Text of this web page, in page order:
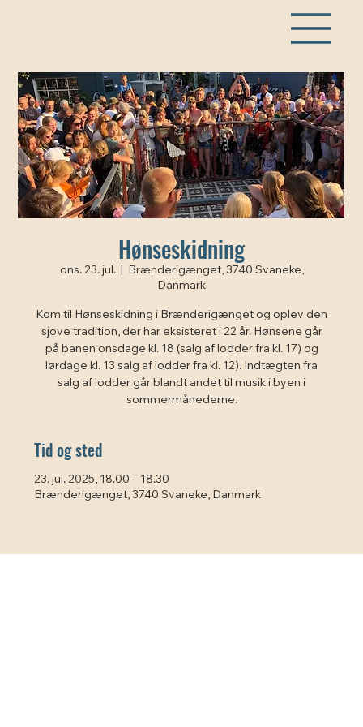
Hønseskidning
ons. 23. jul.
  |
Brænderigænget, 3740 Svaneke,
Danmark
Kom til Hønseskidning i Brænderigænget og oplev den
sjove tradition, der har eksisteret i 22 år. Hønsene går
på banen onsdage kl. 18 (salg af lodder fra kl. 17) og
lørdage kl. 13 salg af lodder fra kl. 12). Indtægten fra
salg af lodder går blandt andet til musik i byen i
sommermånederne.
Tid og sted
23. jul. 2025, 18.00 – 18.30
Brænderigænget, 3740 Svaneke, Danmark